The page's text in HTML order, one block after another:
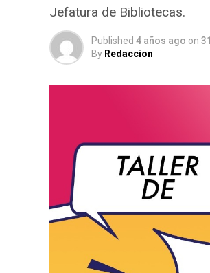
Jefatura de Bibliotecas.
Published 4 años ago on
By Redaccion